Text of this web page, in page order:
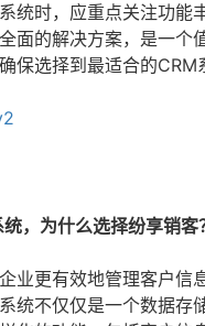
统时，应重点关注功
面的解决方案，是一
保选择到最适合的CRM
，为什么选择纷享销客
业更有效地管理客户
统不仅仅是一个数据